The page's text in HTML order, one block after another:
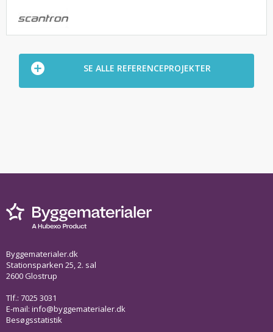
SE ALLE REFERENCEPROJEKTER
Byggematerialer.dk
Stationsparken 25, 2. sal
2600 Glostrup
Tlf.: 7025 3031
E-mail: info@byggematerialer.dk
Besøgsstatistik